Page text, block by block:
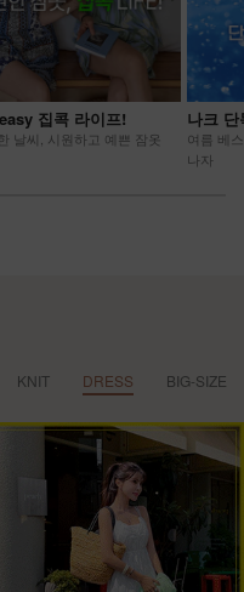
집콕 라이프!
날씨, 시원하고 예쁜 잠옷
나크
여름 베
나자
KNIT DRESS BIG-SIZE